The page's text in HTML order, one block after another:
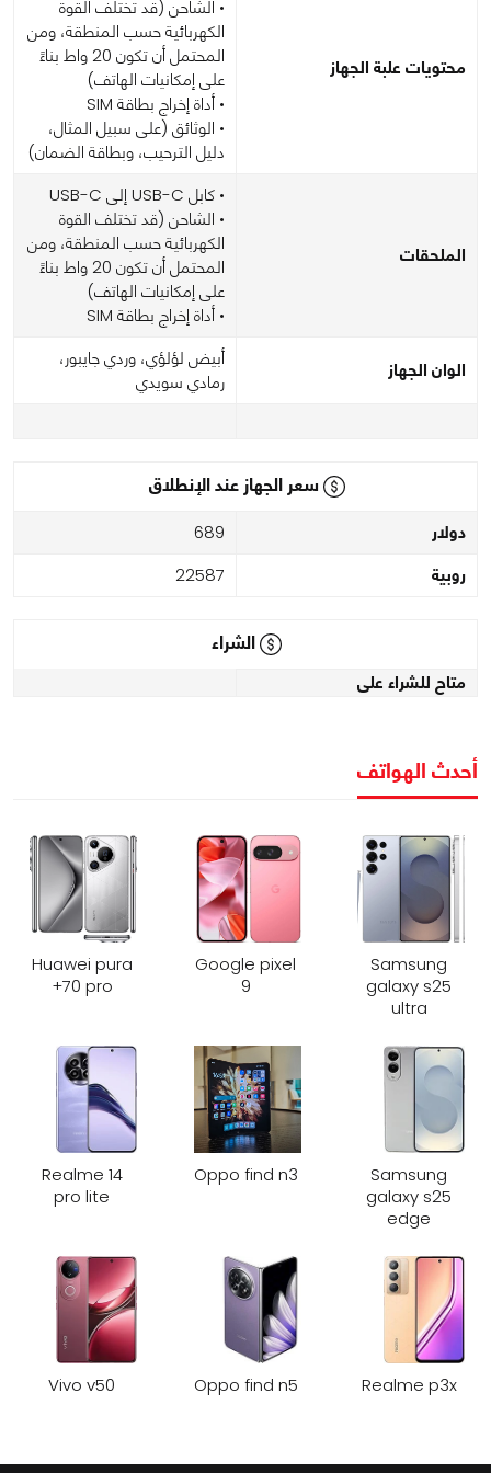
محتويات علبة الجهاز
• الشاحن (قد تختلف القوة
الكهربائية حسب المنطقة، ومن
المحتمل أن تكون 20 واط بناءً
على إمكانيات الهاتف)
• أداة إخراج بطاقة SIM
• الوثائق (على سبيل المثال،
دليل الترحيب، وبطاقة الضمان)
الملحقات
• كابل USB-C إلى USB-C
• الشاحن (قد تختلف القوة
الكهربائية حسب المنطقة، ومن
المحتمل أن تكون 20 واط بناءً
على إمكانيات الهاتف)
• أداة إخراج بطاقة SIM
الوان الجهاز
أبيض لؤلؤي، وردي جايبور،
رمادي سويدي
سعر الجهاز عند الإنطلاق
دولار 689
روبية 22587
الشراء
متاح للشراء على
أحدث الهواتف
Samsung
galaxy s25
ultra
Google pixel
9
Huawei pura
70 pro+
Samsung
galaxy s25
edge
Oppo find n3
Realme 14
pro lite
Realme p3x
Oppo find n5
Vivo v50